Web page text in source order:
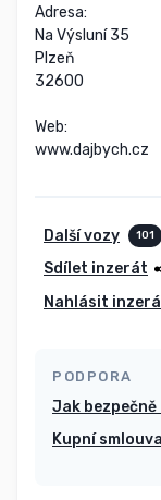
Adresa:
Na Výsluní 35
Plzeň
32600
Web:
www.dajbych.cz
Další vozy 101
Sdílet inzerát
Nahlásit
PODPORA
Jak
Kupní